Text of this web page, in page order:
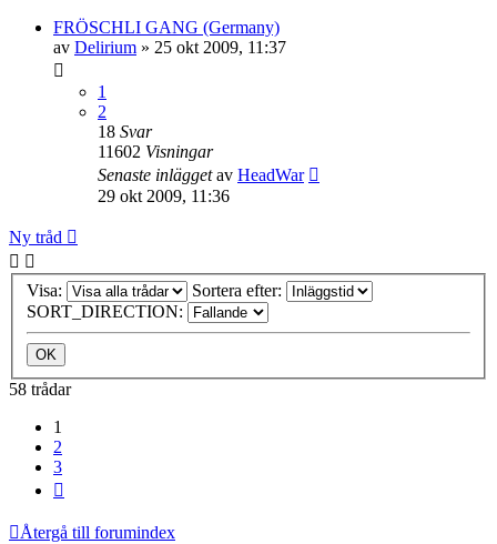
FRÖSCHLI GANG (Germany)
av Delirium » 25 okt 2009, 11:37
1
2
18 Svar
11602 Visningar
Senaste inläggetav HeadWar
29 okt 2009, 11:36
Ny tråd
Visa:
Sortera efter:
SORT_DIRECTION:
58 trådar
1
2
3
Återgå till forumindex